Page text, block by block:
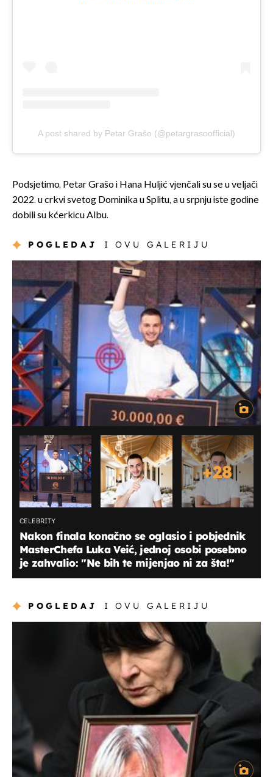
A post shared by Petar Grašo (@petargrasoofficial)
Podsjetimo, Petar Grašo i Hana Huljić vjenčali su se u veljači
2022. u crkvi svetog Dominika u Splitu, a u srpnju iste godine
dobili su kćerkicu Albu.
POGLEDAJ I OVU GALERIJU
+28
CELEBRITY
Nakon finala konačno se oglasio i pobjednik
MasterChefa Luka Veić, jednoj osobi posebno
je zahvalio: ''Ne bih te mijenjao ni za šta!''
POGLEDAJ I OVU GALERIJU